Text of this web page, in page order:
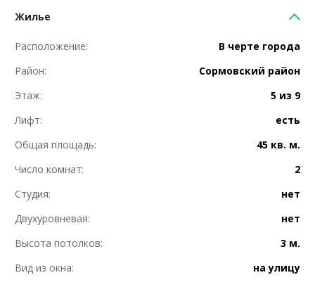
Жилье
Расположение:
В черте города
Район:
Сормовский район
Этаж:
5 из 9
Лифт:
есть
Общая площадь:
45 кв. м.
Число комнат:
2
Студия:
нет
Двухуровневая:
нет
Высота потолков:
3 м.
Вид из окна:
на улицу